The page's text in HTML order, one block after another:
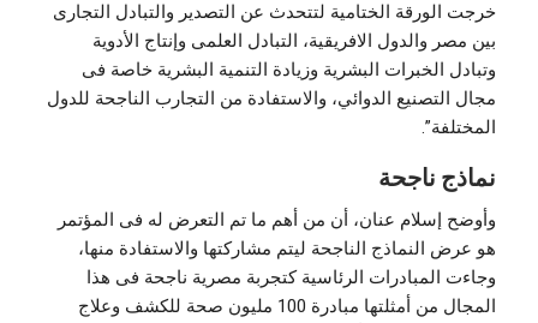
خرجت الورقة الختامية لتتحدث عن التصدير والتبادل التجارى
بين مصر والدول الافريقية، التبادل العلمى وإنتاج الأدوية
وتبادل الخبرات البشرية وزيادة التنمية البشرية خاصة فى
مجال التصنيع الدوائي، والاستفادة من التجارب الناجحة للدول
المختلفة”.
نماذج ناجحة
وأوضح إسلام عنان، أن من أهم ما تم التعرض له فى المؤتمر
هو عرض النماذج الناجحة ليتم مشاركتها والاستفادة منها،
وجاءت المبادرات الرئاسية كتجربة مصرية ناجحة فى هذا
المجال من أمثلتها مبادرة 100 مليون صحة للكشف وعلاج